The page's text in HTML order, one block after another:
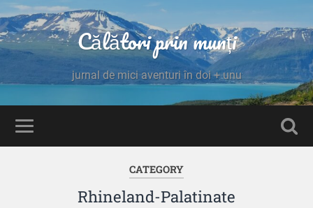
Călători prin munți
jurnal de mici aventuri în doi + unu
CATEGORY
Rhineland-Palatinate